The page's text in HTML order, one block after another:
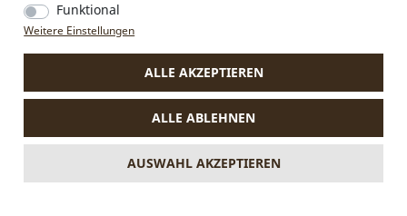
VERTRAG WIDERRUFEN
Die durchgestrichenen Preise entsprechen dem bisherigen Preis
** Gilt für Lieferungen nach Deutschland. Lieferzeiten für andere
Funktional
Weitere Einstellungen
ALLE AKZEPTIEREN
ALLE ABLEHNEN
AUSWAHL AKZEPTIEREN